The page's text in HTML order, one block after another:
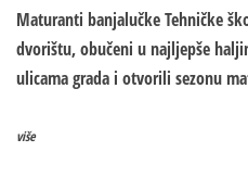
Maturanti banjalučke Tehničke
dvorištu, obučeni u najljepše
ulicama grada i otvorili sezonu
više